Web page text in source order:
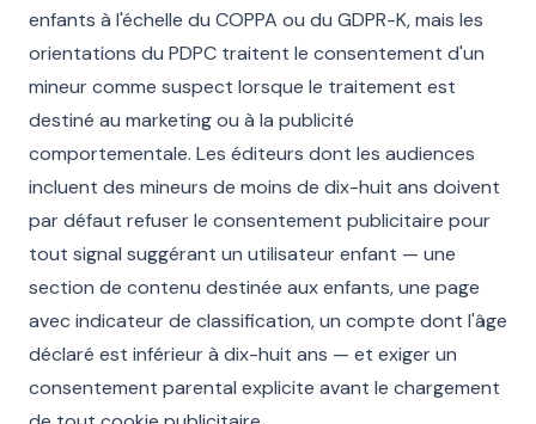
enfants à l'échelle du COPPA ou du GDPR-K, mais les
orientations du PDPC traitent le consentement d'un
mineur comme suspect lorsque le traitement est
destiné au marketing ou à la publicité
comportementale. Les éditeurs dont les audiences
incluent des mineurs de moins de dix-huit ans doivent
par défaut refuser le consentement publicitaire pour
tout signal suggérant un utilisateur enfant — une
section de contenu destinée aux enfants, une page
avec indicateur de classification, un compte dont l'âge
déclaré est inférieur à dix-huit ans — et exiger un
consentement parental explicite avant le chargement